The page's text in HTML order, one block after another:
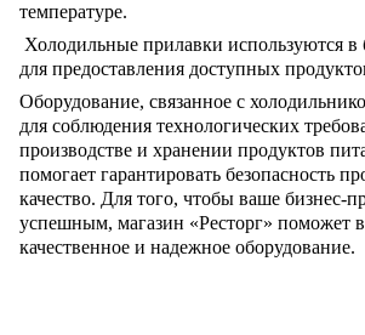
температуре.
Холодильные прилавки используются в
для предоставления доступных
Оборудование, связанное с
для соблюдения технологических
производстве и хранении продуктов
помогает гарантировать безопасность
качество. Для того, чтобы ваше бизнес-
успешным, магазин «Ресторг» поможет
качественное и надежное оборудование.